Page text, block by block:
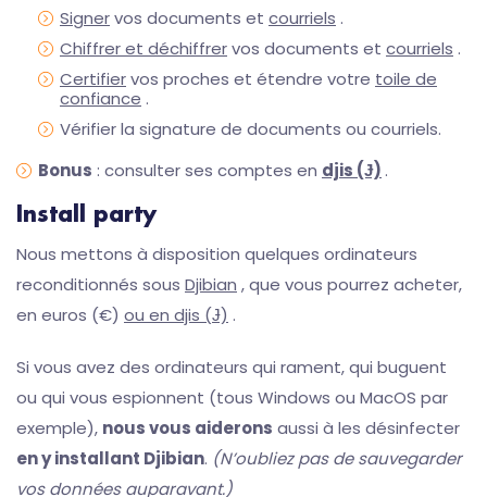
Signervos documents et courriels .
Chiffrer et déchiffrervos documents et courriels .
Certifiervos proches et étendre votre toile de
confiance .
Vérifier la signature de documents ou courriels.
Bonus : consulter ses comptes en djis (Ɉ) .
Install party
Nous mettons à disposition quelques ordinateurs
reconditionnés sous Djibian , que vous pourrez acheter,
en euros (€) ou en djis (Ɉ) .
Si vous avez des ordinateurs qui rament, qui buguent
ou qui vous espionnent (tous Windows ou MacOS par
exemple), nous vous aiderons aussi à les désinfecter
en y installant Djibian. (N’oubliez pas de sauvegarder
vos données auparavant.)